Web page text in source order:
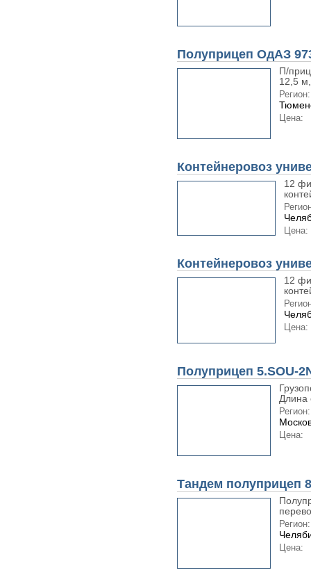
Полуприцеп ОдАЗ
П/
12,5
Регион:
Цена:
Контейнеровоз
12
Цена:
Контейнеровоз
12
Цена:
Полуприцеп 5.SOU-
Длина
Регион:
Цена:
Тандем полуприцеп
Регион:
Цена: